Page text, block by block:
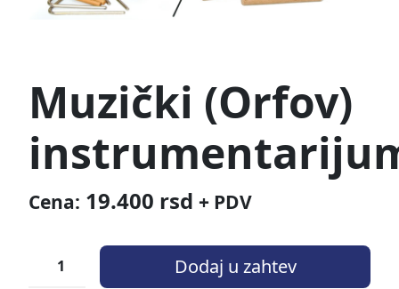
Muzički (Orfov)
Cena: 19.400 rsd + PDV
Dodaj u zahtev